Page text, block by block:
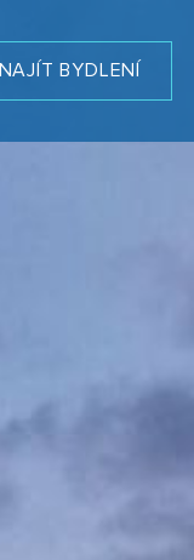
NAJÍT BYDLENÍ